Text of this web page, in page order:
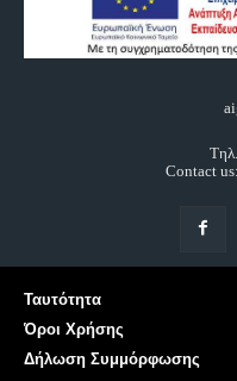
Contact us:
Ταυτότητα
Όροι Χρήσης
Δήλωση Συμμόρφωσης